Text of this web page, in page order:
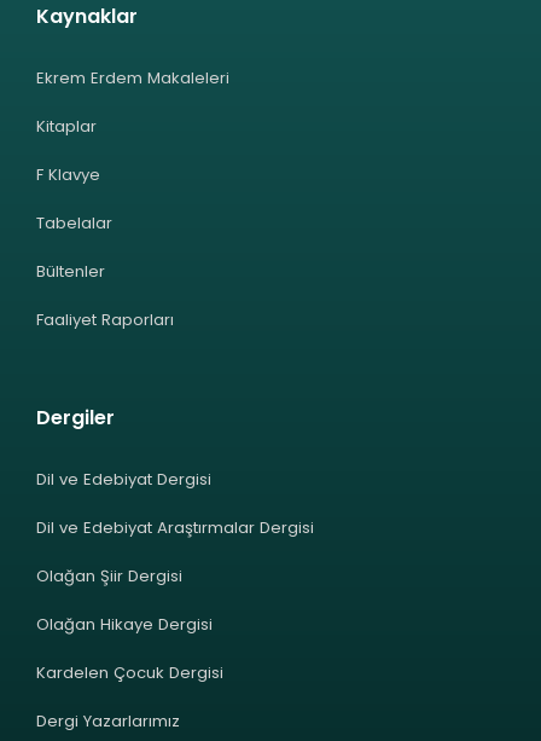
Kaynaklar
Ekrem Erdem Makaleleri
Kitaplar
F Klavye
Tabelalar
Bültenler
Faaliyet Raporları
Dergiler
Dil ve Edebiyat Dergisi
Dil ve Edebiyat Araştırmalar Dergisi
Olağan Şiir Dergisi
Olağan Hikaye Dergisi
Kardelen Çocuk Dergisi
Dergi Yazarlarımız